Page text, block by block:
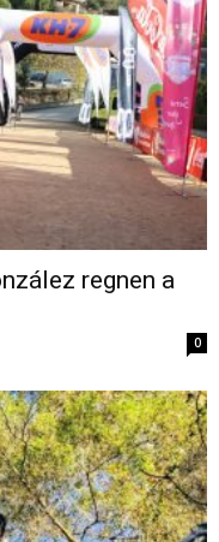
regnen a
0